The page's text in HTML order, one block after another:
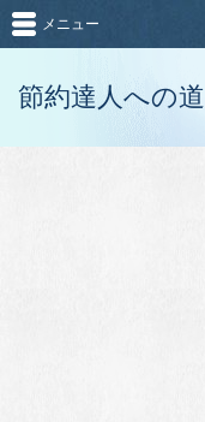
節約達人への道
メニュー